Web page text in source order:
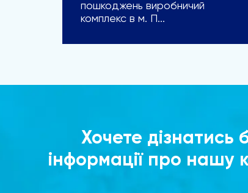
пошкоджень виробничий
комплекс в м. П...
Хочете дізнатись
інформації про нашу